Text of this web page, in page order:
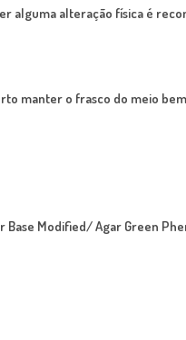
alguma alteração física é
manter o frasco do meio
Base Modified/ Agar Green